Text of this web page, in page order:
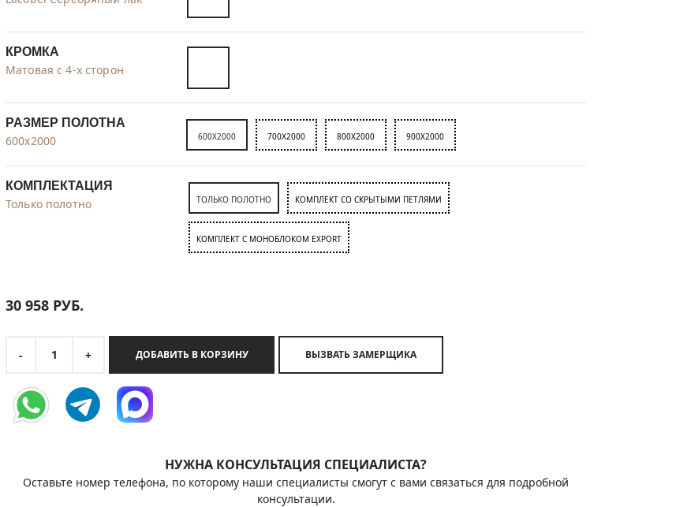
КРОМКА
Матовая с 4-х сторон
РАЗМЕР ПОЛОТНА
600x2000 600X2000 700X2000 800X2000 900X2000
КОМПЛЕКТАЦИЯ
Только полотно ТОЛЬКО ПОЛОТНО КОМПЛЕКТ СО СКРЫТЫМИ ПЕТЛЯМИ
КОМПЛЕКТ C МОНОБЛОКОМ EXPORT
30 958 РУБ.
- 1 + ДОБАВИТЬ В КОРЗИНУ ВЫЗВАТЬ ЗАМЕРЩИКА
НУЖНА КОНСУЛЬТАЦИЯ СПЕЦИАЛИСТА?
Оставьте номер телефона, по которому наши специалисты смогут с вами связаться для подробной
консультации.